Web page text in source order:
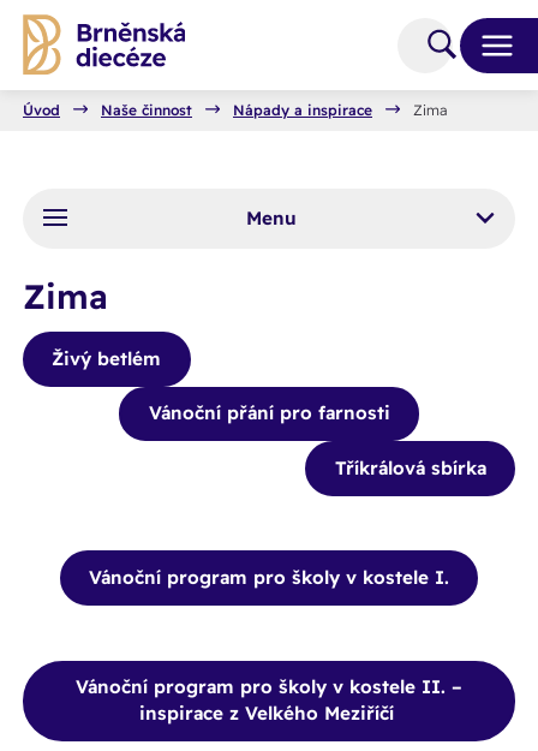
Úvod Naše činnost Nápady a inspirace Zima
Menu
Zima
Živý betlém
Vánoční přání pro farnosti
Tříkrálová sbírka
Vánoční program pro školy v kostele I.
Vánoční program pro školy v kostele II. –
inspirace z Velkého Meziříčí